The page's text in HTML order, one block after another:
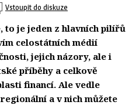
Vstoupit do diskuze
to je jeden z hlavních pilířů
celostátních médií
jejich názory, ale i
příběhy a celkově
financí. Ale vedle
a v nich můžete